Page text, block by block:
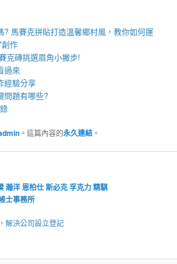
? 馬賽克拼貼打造溫馨鄉村風，教你如何運
創作
克磚挑選眉角小撇步!
過來
經驗分享
問題有哪些?
。這篇內容的永久連結 。
瀚洋 恩柏仕斯必克孚克力精騏
士事務所
解決公司設立登記